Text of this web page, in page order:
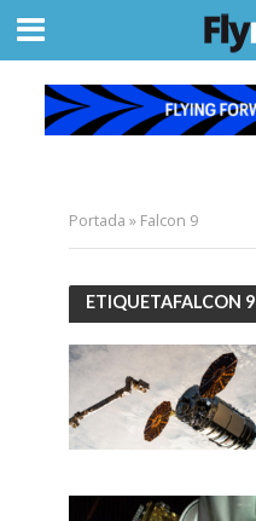
Portada » Falcon 9
ETIQUETAFALCON 9